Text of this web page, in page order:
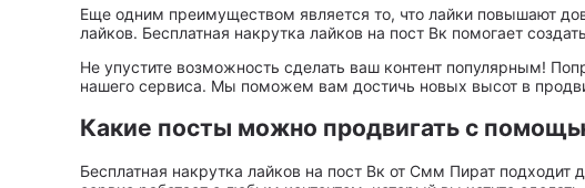
Еще одним преимуществом является то, что лайки повышают
лайков. Бесплатная накрутка лайков на пост Вк помогает
Не упустите возможность сделать ваш контент популярным!
нашего сервиса. Мы поможем вам достичь новых высот в
Какие посты можно продвигать с
Бесплатная накрутка лайков на пост Вк от Смм Пират